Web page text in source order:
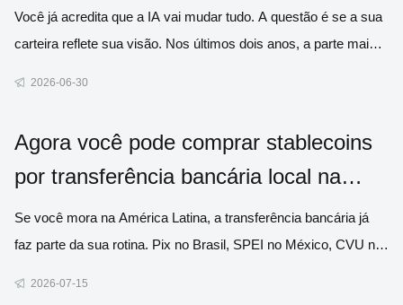
Você já acredita que a IA vai mudar tudo. A questão é se a sua
carteira reflete sua visão. Nos últimos dois anos, a parte mais
2026-06-30
Agora você pode comprar stablecoins
por transferência bancária local na
América Latina
Se você mora na América Latina, a transferência bancária já
faz parte da sua rotina. Pix no Brasil, SPEI no México, CVU na
2026-07-15